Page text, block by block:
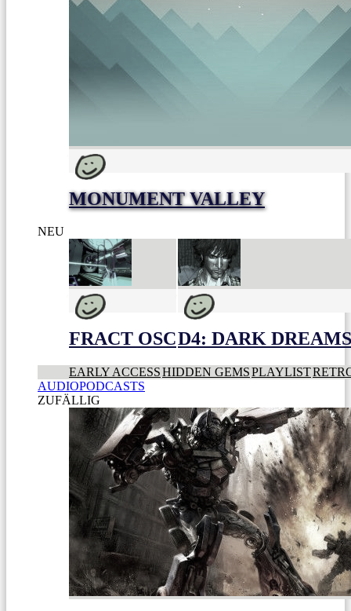
MONUMENT VALLEY
NEU
FRACT OSCD4: DARK
EARLY ACCESSHIDDEN GEMSPLAYLIST
AUDIOPODCASTS
ZUFÄLLIG